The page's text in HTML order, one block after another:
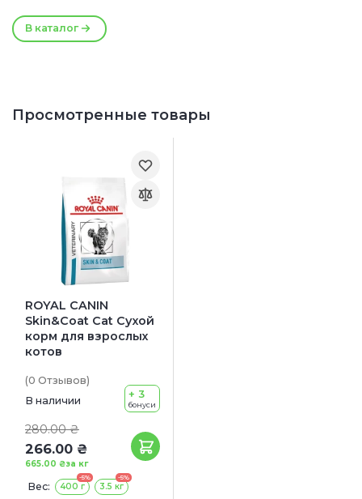
В каталог
Просмотренные товары
ROYAL CANIN
Skin&Coat Cat Сухой
корм для взрослых
котов
(0 Отзывов)
В наличии
280.00 ₴
266.00 ₴
за кг
665.00 ₴
+ 3
бонуси
Вес:
-5%
400 г
-5%
3.5 кг